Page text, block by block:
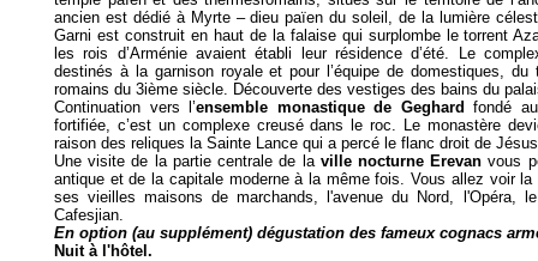
ancien est dédié à Myrte – dieu païen du soleil, de la lumière
Garni est construit en haut de la falaise qui surplombe le torrent
les rois d’Arménie avaient établi leur résidence d’été. Le
destinés à la garnison royale et pour l’équipe de domestiques,
romains du 3ième siècle. Découverte des vestiges des bains du
Continuation vers l’ensemble monastique de Geghard fondé
fortifiée, c’est un complexe creusé dans le roc. Le monastère
raison des reliques la Sainte Lance qui a percé le flanc droit de
Une visite de la partie centrale de la ville nocturne Erevan vous
antique et de la capitale moderne à la même fois. Vous allez voir
ses vieilles maisons de marchands, l'avenue du Nord, l'Opéra,
Cafesjian.
En option (au supplément) dégustation des fameux cognacs
Nuit à l'hôtel.